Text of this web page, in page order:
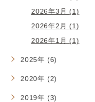
2026年3月 (1)
2026年2月 (1)
2026年1月 (1)
2025年 (6)
2020年 (2)
2019年 (3)